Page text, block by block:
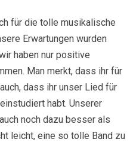
für die tolle musikalische
Erwartungen wurden
haben nur positive
Man merkt, dass ihr für
dass ihr unser Lied für
habt. Unserer
noch dazu besser als
leicht, eine so tolle Band zu